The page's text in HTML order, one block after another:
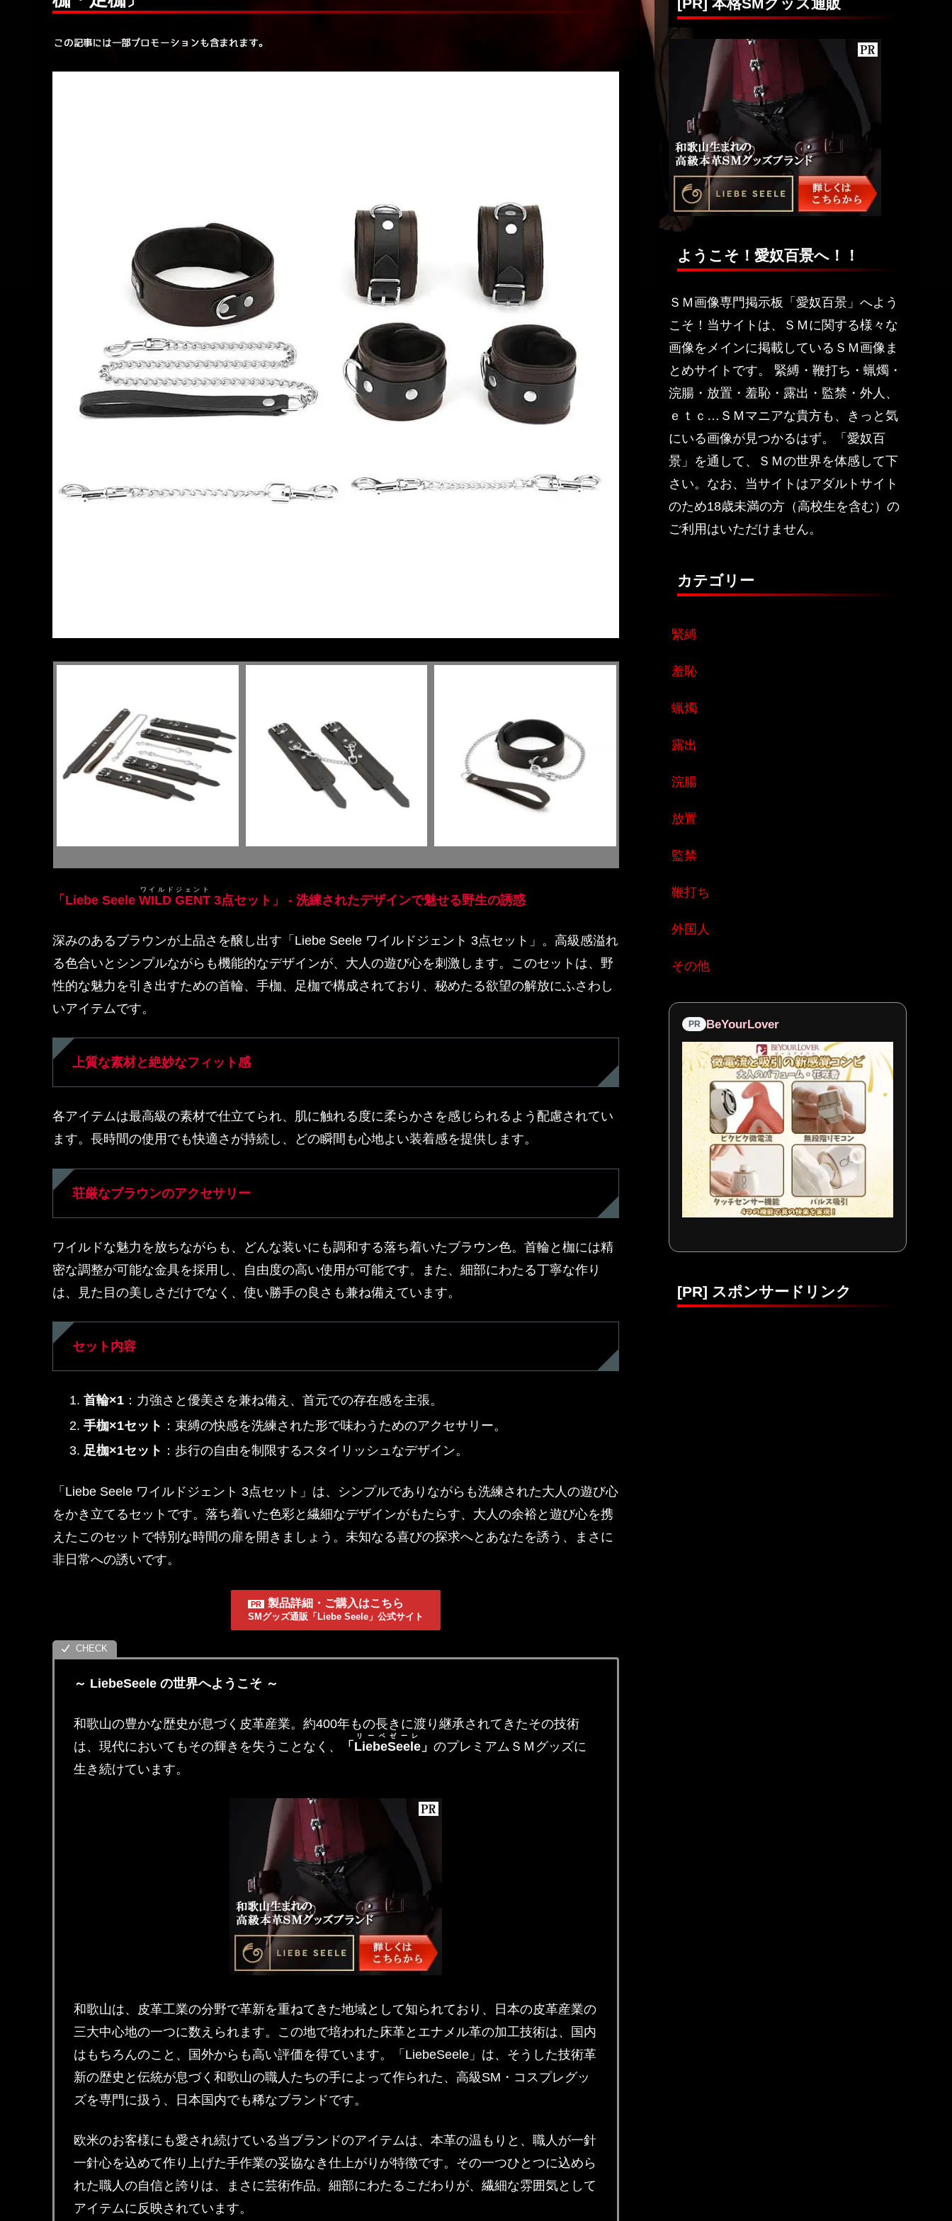
「Liebe Seele WILD GENT
ワイルドジェント
3点セット」 - 洗練されたデザインで魅せる野生の誘惑
深みのあるブラウンが上品さを醸し出す「Liebe Seele ワイルドジェント 3点セット」。高級感溢れ
る色合いとシンプルながらも機能的なデザインが、大人の遊び心を刺激します。このセットは、野
性的な魅力を引き出すための首輪、手枷、足枷で構成されており、秘めたる欲望の解放にふさわし
いアイテムです。
上質な素材と絶妙なフィット感
各アイテムは最高級の素材で仕立てられ、肌に触れる度に柔らかさを感じられるよう配慮されてい
ます。長時間の使用でも快適さが持続し、どの瞬間も心地よい装着感を提供します。
荘厳なブラウンのアクセサリー
ワイルドな魅力を放ちながらも、どんな装いにも調和する落ち着いたブラウン色。首輪と枷には精
密な調整が可能な金具を採用し、自由度の高い使用が可能です。また、細部にわたる丁寧な作り
は、見た目の美しさだけでなく、使い勝手の良さも兼ね備えています。
セット内容
首輪×1：力強さと優美さを兼ね備え、首元での存在感を主張。
手枷×1セット ：束縛の快感を洗練された形で味わうためのアクセサリー。
足枷×1セット ：歩行の自由を制限するスタイリッシュなデザイン。
「Liebe Seele ワイルドジェント 3点セット」は、シンプルでありながらも洗練された大人の遊び心
をかき立てるセットです。落ち着いた色彩と繊細なデザインがもたらす、大人の余裕と遊び心を携
えたこのセットで特別な時間の扉を開きましょう。未知なる喜びの探求へとあなたを誘う、まさに
非日常への誘いです。
製品詳細・ご購入はこちら
SMグッズ通販「Liebe Seele」公式サイト
～ LiebeSeele の世界へようこそ ～
和歌山の豊かな歴史が息づく皮革産業。約400年もの長きに渡り継承されてきたその技術
は、現代においてもその輝きを失うことなく、
「 LiebeSeele
リーベゼーレ
」 のプレミアムＳＭグッズに
生き続けています。
和歌山は、皮革工業の分野で革新を重ねてきた地域として知られており、日本の皮革産業の
三大中心地の一つに数えられます。この地で培われた床革とエナメル革の加工技術は、国内
はもちろんのこと、国外からも高い評価を得ています。「LiebeSeele」は、そうした技術革
新の歴史と伝統が息づく和歌山の職人たちの手によって作られた、高級SM・コスプレグッ
ズを専門に扱う、日本国内でも稀なブランドです。
欧米のお客様にも愛され続けている当ブランドのアイテムは、本革の温もりと、職人が一針
一針心を込めて作り上げた手作業の妥協なき仕上がりが特徴です。その一つひとつに込めら
れた職人の自信と誇りは、まさに芸術作品。細部にわたるこだわりが、繊細な雰囲気として
アイテムに反映されています。
[PR] 本格SMグッズ通販
ようこそ！愛奴百景へ！！
ＳＭ画像専門掲示板「愛奴百景」へよう
こそ！当サイトは、ＳＭに関する様々な
画像をメインに掲載しているＳＭ画像ま
とめサイトです。 緊縛・鞭打ち・蝋燭・
浣腸・放置・羞恥・露出・監禁・外人、
ｅｔｃ…ＳＭマニアな貴方も、きっと気
にいる画像が見つかるはず。「愛奴百
景」を通して、ＳＭの世界を体感して下
さい。なお、当サイトはアダルトサイト
のため18歳未満の方（高校生を含む）の
ご利用はいただけません。
カテゴリー
緊縛
羞恥
蝋燭
露出
浣腸
放置
監禁
鞭打ち
外国人
その他
PR BeYourLover
[PR] スポンサードリンク